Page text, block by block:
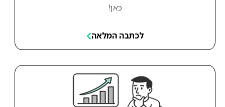
כאן!
לכתבה המלאה